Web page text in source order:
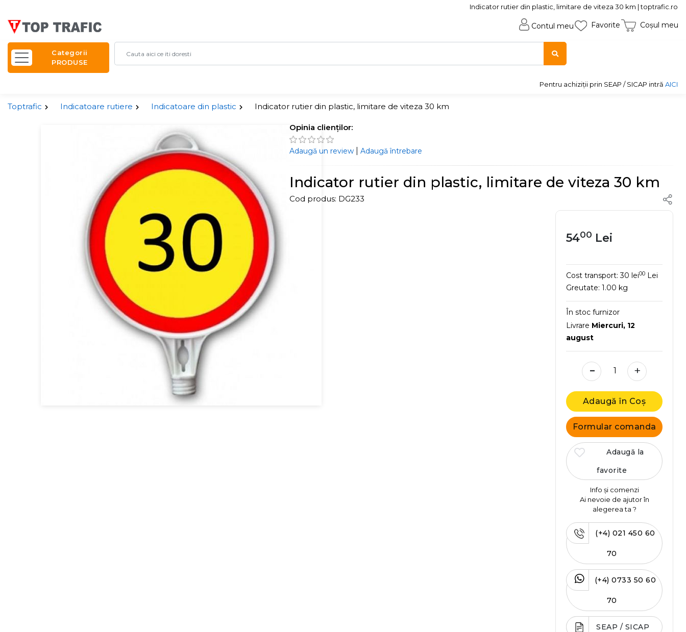
Indicator rutier din plastic, limitare de viteza 30 km | toptrafic.ro
Contul meu Favorite Coșul meu
Categorii
PRODUSE
Pentru achiziții prin SEAP / SICAP intră AICI
Toptrafic Indicatoare rutiere Indicatoare din plastic Indicator rutier din plastic, limitare de viteza 30 km
Opinia clienților:
Adaugă un review |Adaugă întrebare
Indicator rutier din plastic, limitare de viteza 30 km
Cod produs: DG233
5400 Lei
Cost transport:30 lei00 Lei
Greutate:1.00 kg
În stoc furnizor
Livrare Miercuri, 12
august
- +
Adaugă în Coș
Formular comanda
Adaugă la
favorite
Info și comenzi
Ai nevoie de ajutor în
alegerea ta ?
(+4) 021 450 60
70
(+4) 0733 50 60
70
SEAP / SICAP